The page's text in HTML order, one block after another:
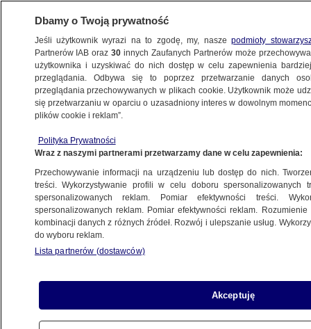
WARSZAWA
NAJNOWSZE
"Sam rozmiar awarii nie jest duży"
30.08.2019, 07:07
Udostępnij
Dbamy o Twoją prywatność
Jeśli użytkownik wyrazi na to zgodę, my, naszepodmioty
Partnerów IAB oraz30 innych Zaufanych Partnerów może
użytkownika i uzyskiwać do nich dostęp w celu zapewnienia
przeglądania. Odbywa się to poprzez przetwarzanie danych
przeglądania przechowywanych w plikach cookie. Użytkownik może
się przetwarzaniu w oparciu o uzasadniony interes w dowolnym
plików cookie i reklam”.
Polityka Prywatności
Wraz z naszymi partnerami przetwarzamy dane w celu zapewnienia:
Przechowywanie informacji na urządzeniu lub dostęp do nich.
treści. Wykorzystywanie profili w celu doboru spersonalizowanych
spersonalizowanych reklam. Pomiar efektywności treści.
spersonalizowanych reklam. Pomiar efektywności reklam.
kombinacji danych z różnych źródeł. Rozwój i ulepszanie usług.
do wyboru reklam.
Lista partnerów (dostawców)
Akceptuję